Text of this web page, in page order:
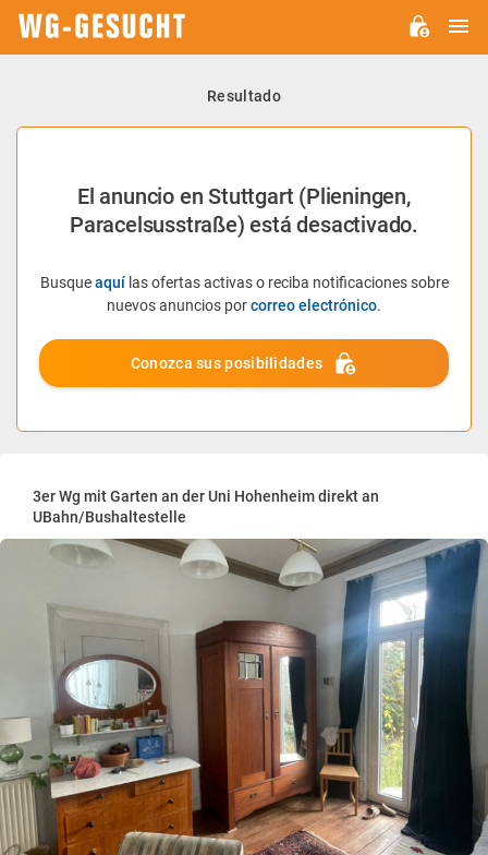
Resultado
El anuncio en Stuttgart (Plieningen,
Paracelsusstraße) está desactivado.
Busqueaquílas ofertas activas o reciba notificaciones sobre
nuevos anuncios porcorreo electrónico.
Conozca sus posibilidades
3er Wg mit Garten an der Uni Hohenheim direkt an
UBahn/Bushaltestelle